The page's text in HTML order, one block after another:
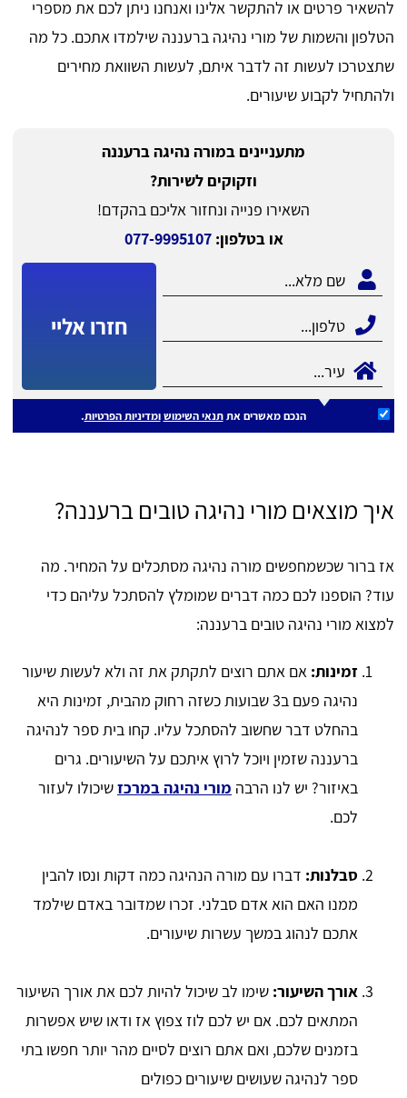
להשאיר פרטים או להתקשר אלינו ואנחנו ניתן לכם את מספרי
הטלפון והשמות של מורי נהיגה ברעננה שילמדו אתכם. כל מה
שתצטרכו לעשות זה לדבר איתם, לעשות השוואת מחירים
ולהתחיל לקבוע שיעורים.
מתעניינים במורה נהיגה ברעננה
וזקוקים לשירות?
השאירו פנייה ונחזור אליכם בהקדם!
או בטלפון:077-9995107
חזרו אליי
הנכם מאשרים אתתנאי השימוש ומדיניות הפרטיות.
איך מוצאים מורי נהיגה טובים ברעננה?
אז ברור שכשמחפשים מורה נהיגה מסתכלים על המחיר. מה
עוד? הוספנו לכם כמה דברים שמומלץ להסתכל עליהם כדי
למצוא מורי נהיגה טובים ברעננה:
זמינות: אם אתם רוצים לתקתק את זה ולא לעשות שיעור
נהיגה פעם ב3 שבועות כשזה רחוק מהבית, זמינות היא
בהחלט דבר שחשוב להסתכל עליו. קחו בית ספר לנהיגה
ברעננה שזמין ויוכל לרוץ איתכם על השיעורים. גרים
באיזור? יש לנו הרבה מורי נהיגה במרכזשיכולו לעזור
לכם.
סבלנות: דברו עם מורה הנהיגה כמה דקות ונסו להבין
ממנו האם הוא אדם סבלני. זכרו שמדובר באדם שילמד
אתכם לנהוג במשך עשרות שיעורים.
אורך השיעור: שימו לב שיכול להיות לכם את אורך השיעור
המתאים לכם. אם יש לכם לוז צפוץ אז ודאו שיש אפשרות
בזמנים שלכם, ואם אתם רוצים לסיים מהר יותר חפשו בתי
ספר לנהיגה שעושים שיעורים כפולים